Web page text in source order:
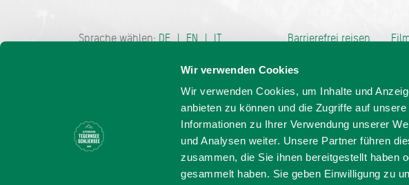
Wir verwenden Cookies
Wir verwenden Cookies, um Inhalte und
anbieten zu können und die Zugriffe auf
Informationen zu Ihrer Verwendung unserer
und Analysen weiter. Unsere Partner führen
zusammen, die Sie ihnen bereitgestellt haben
gesammelt haben. Sie geben Einwilligung zu
Sprache wählen:DE EN IT Barrierefrei reisen